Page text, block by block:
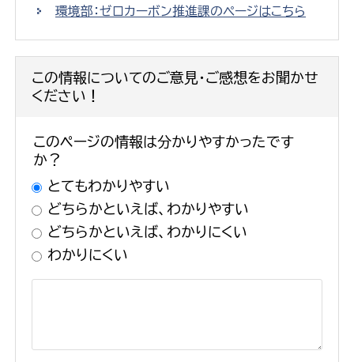
環境部：ゼロカーボン推進課のページはこちら
この情報についてのご意見・ご感想をお聞かせ
ください！
このページの情報は分かりやすかったです
か？
とてもわかりやすい
どちらかといえば、わかりやすい
どちらかといえば、わかりにくい
わかりにくい